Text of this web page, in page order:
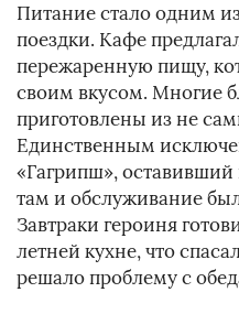
Питание стало одним
поездки. Кафе
пережаренную пищу,
своим вкусом. Многие
приготовлены из не
Единственным
«Гагрипш»,
там и обслуживание
Завтраки героиня
летней кухне, что
решало проблему с